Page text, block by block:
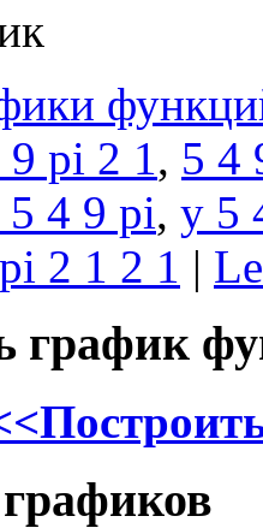
9 pi 2 1, 5 4
4 9 pi, y 5
2 1 2 1 |
график